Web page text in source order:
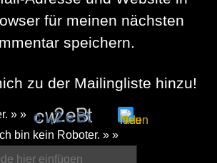
für meinen nächsten
speichern.
zu der Mailingliste hinzu!
» »
Ich bin kein Roboter. » »